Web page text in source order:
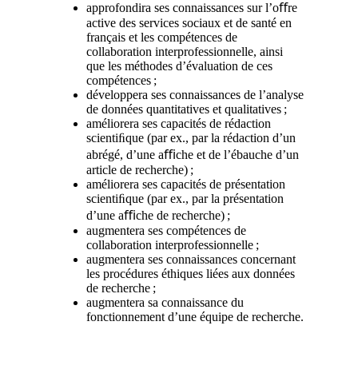
approfondira ses connaissances sur l’oﬀre
active des services sociaux et de santé en
français et les compétences de
collaboration interprofessionnelle, ainsi
que les méthodes d’évaluation de ces
compétences ;
développera ses connaissances de l’analyse
de données quantitatives et qualitatives ;
améliorera ses capacités de rédaction
scientiﬁque (par ex., par la rédaction d’un
abrégé, d’une aﬃche et de l’ébauche d’un
article de recherche) ;
améliorera ses capacités de présentation
scientiﬁque (par ex., par la présentation
d’une aﬃche de recherche) ;
augmentera ses compétences de
collaboration interprofessionnelle ;
augmentera ses connaissances concernant
les procédures éthiques liées aux données
de recherche ;
augmentera sa connaissance du
fonctionnement d’une équipe de recherche.